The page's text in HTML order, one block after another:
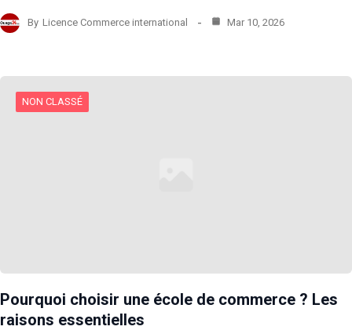
By Licence Commerce international Mar 10, 2026
NON CLASSÉ
Pourquoi choisir une école de commerce ? Les
raisons essentielles